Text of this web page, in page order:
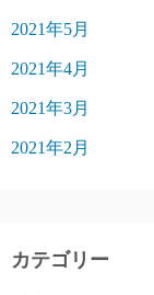
2021年5月
2021年4月
2021年3月
2021年2月
カテゴリー